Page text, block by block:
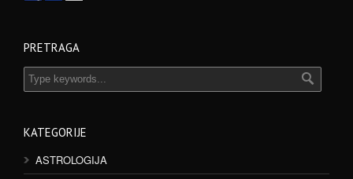
PRETRAGA
KATEGORIJE
ASTROLOGIJA